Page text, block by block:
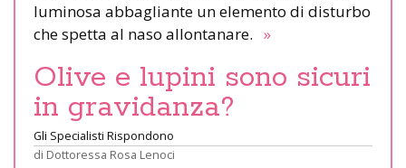
luminosa abbagliante un elemento di disturbo
che spetta al naso allontanare. »
Olive e lupini sono sicuri
in gravidanza?
Gli Specialisti Rispondono
di Dottoressa Rosa Lenoci